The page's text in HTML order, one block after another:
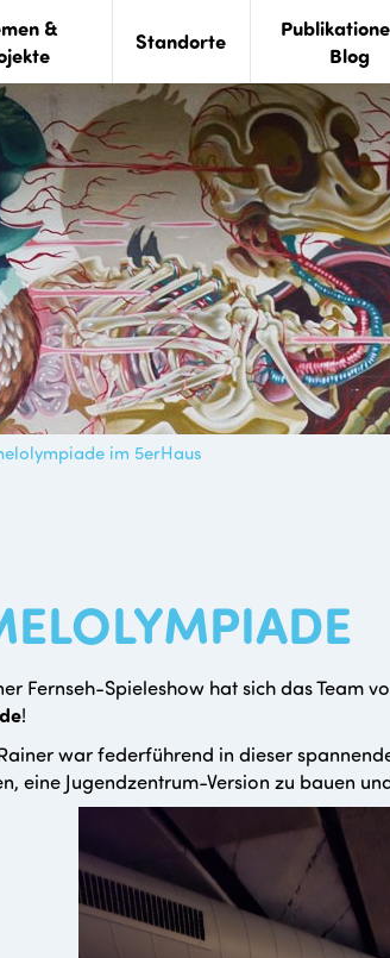
&
Standorte
Blog
im 5erHaus
Fernseh-Spieleshow hat sich das Team
!
war federführend in dieser
eine Jugendzentrum-Version zu bauen